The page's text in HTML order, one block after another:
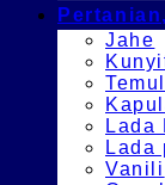
Jahe
Lada
Lada
Vanili